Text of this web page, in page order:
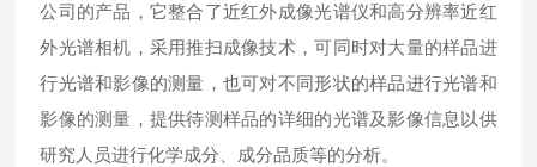
公司的产品，它整合了近红外成像光谱仪和高分辨率近红
外光谱相机，采用推扫成像技术，可同时对大量的样品进
行光谱和影像的测量，也可对不同形状的样品进行光谱和
影像的测量，提供待测样品的详细的光谱及影像信息以供
研究人员进行化学成分、成分品质等的分析。